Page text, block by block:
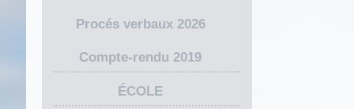
Procés verbaux 2026
Compte-rendu 2019
ÉCOLE